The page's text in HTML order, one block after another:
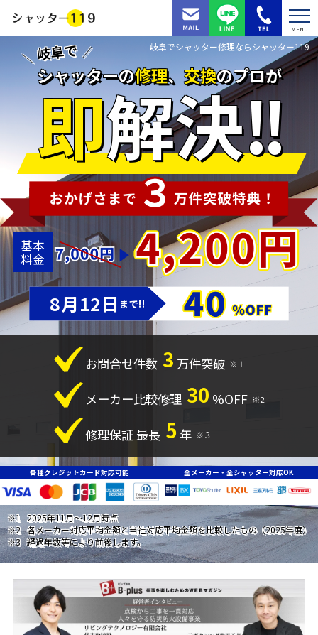
MENU
岐阜でシャッター修理ならシャッター119
岐阜で
シャッターの修理、 交換のプロが
即解決
基本
料金
8月12日 まで!!
お問合せ件数 3 万件突破 ※１
メーカー比較修理 30 %OFF ※2
修理保証 最長 5 年 ※３
各種クレジットカード対応可能 全メーカー・全シャッター対応OK
2025年11月〜12月時点
各メーカー対応平均金額と当社対応平均金額を比較したもの（2025年度）
経過年数等により前後します。